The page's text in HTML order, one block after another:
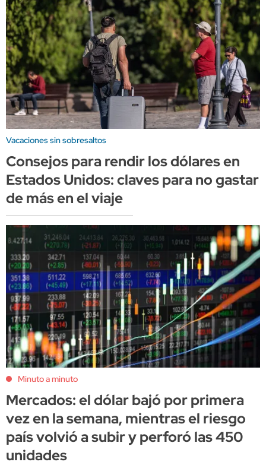
Vacaciones sin sobresaltos
Consejos para rendir los dólares en
Estados Unidos: claves para no gastar
de más en el viaje
Minuto a minuto
Mercados: el dólar bajó por primera
vez en la semana, mientras el riesgo
país volvió a subir y perforó las 450
unidades